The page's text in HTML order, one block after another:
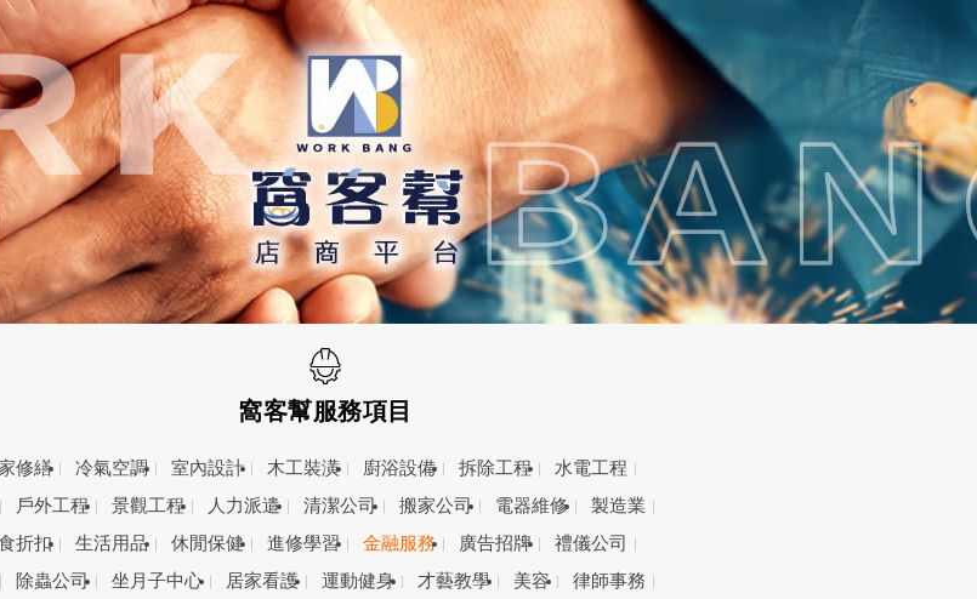
窩客幫服務項目
修繕 冷氣空調 室內設計 木工裝潢 廚浴設備 拆除工程
水電工程
戶外工程 景觀工程 人力派遣 清潔公司 搬家公司 電器維修
製造業
折扣 生活用品 休閒保健 進修學習 金融服務 廣告招牌
禮儀公司
除蟲公司 坐月子中心 居家看護 運動健身 才藝教學 美容
律師事務